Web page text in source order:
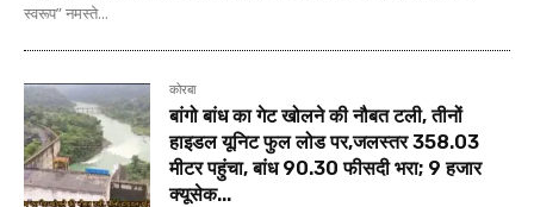
स्वरूप” नमस्ते...
कोरबा
बांगो बांध का गेट खोलने की नौबत टली, तीनों
हाइडल यूनिट फुल लोड पर,जलस्तर 358.03
मीटर पहुंचा, बांध 90.30 फीसदी भरा; 9 हजार
क्यूसेक...